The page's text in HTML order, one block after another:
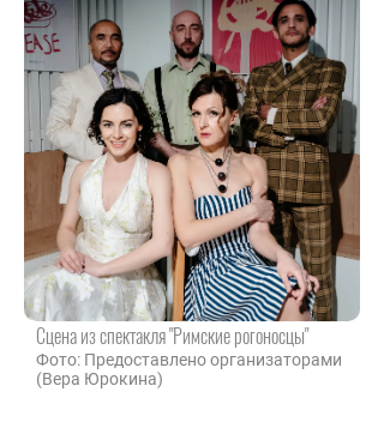
Сцена из спектакля "Римские рогоносцы"
Фото: Предоставлено организаторами
(Вера Юрокина)